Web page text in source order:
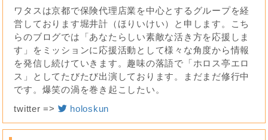
ワタスは京都で保険代理店業を中心とするグループを経
営しております堀井計（ほりいけい）と申します。こち
らのブログでは「あなたらしい素敵な活き方を応援しま
す」をミッションに応援活動として様々な角度から情報
を発信し続けていきます。趣味の落語で「ホロス亭エロ
ス」としてたびたび出演しております。まだまだ修行中
です。爆笑の渦を巻き起こしたい。
twitter =>
holoskun